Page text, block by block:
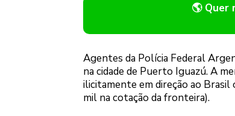
🌎 Quer
Agentes da Polícia Federal
na cidade de Puerto Iguazú. A
ilicitamente em direção ao Brasil
mil na cotação da fronteira).